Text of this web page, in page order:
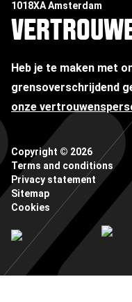
1018XA Amsterdam
Heb je te maken met
grensoverschrijdend
onze
Copyright © 2026
Terms and conditions
Privacy statement
Sitemap
Cookies